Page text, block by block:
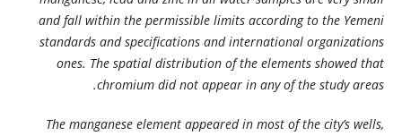
and fall within the permissible limits according to the Yemeni
standards and specifications and international organizations
ones. The spatial distribution of the elements showed that
chromium did not appear in any of the study areas.
The manganese element appeared in most of the city’s wells,